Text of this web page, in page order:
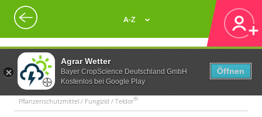
Agrar Wetter
Bayer CropScience Deutschland GmbH
Kostenlos bei Google Play
Öffnen
A-Z
Pflanzenschutzmittel / Fungizid / Teldor®